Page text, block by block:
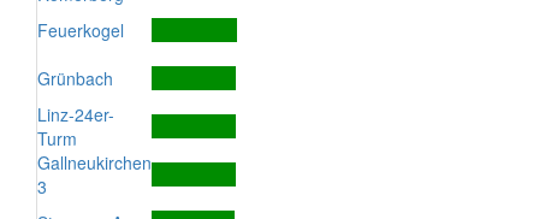
Feuerkogel
Grünbach
Linz-24er-
Turm
Gallneukirchen
3